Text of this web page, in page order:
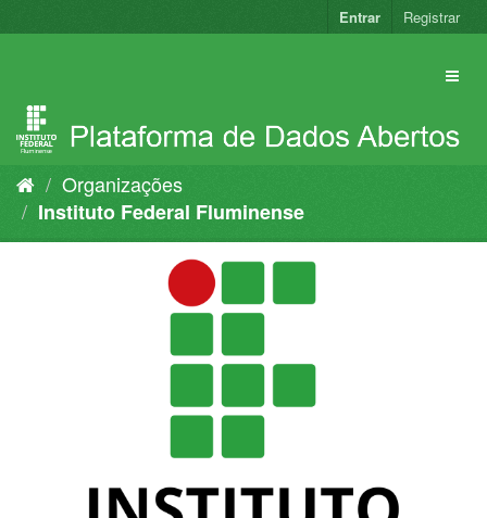
para
Entrar Registrar
Organizações
Instituto Federal Fluminense